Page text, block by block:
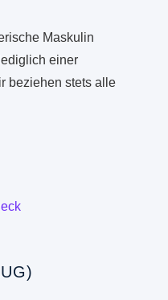
Maskulin
einer
beziehen stets alle